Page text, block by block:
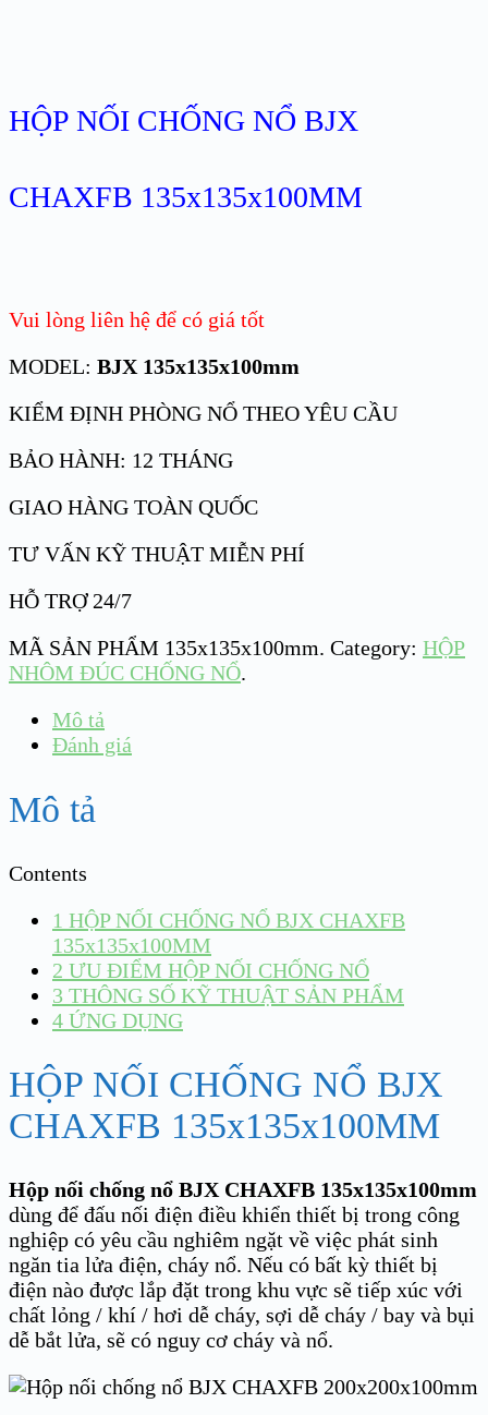
HỘP NỐI CHỐNG NỔ BJX
CHAXFB 135x135x100MM
Vui lòng liên hệ để có giá tốt
MODEL: BJX 135x135x100mm
KIỂM ĐỊNH PHÒNG NỔ THEO YÊU CẦU
BẢO HÀNH: 12 THÁNG
GIAO HÀNG TOÀN QUỐC
TƯ VẤN KỸ THUẬT MIỄN PHÍ
HỖ TRỢ 24/7
MÃ SẢN PHẨM 135x135x100mm. Category: HỘP
NHÔM ĐÚC CHỐNG NỔ.
Mô tả
Đánh giá
Mô tả
Contents
1 HỘP NỐI CHỐNG NỔ BJX CHAXFB
135x135x100MM
2 ƯU ĐIỂM HỘP NỐI CHỐNG NỔ
3 THÔNG SỐ KỸ THUẬT SẢN PHẨM
4 ỨNG DỤNG
HỘP NỐI CHỐNG NỔ BJX
CHAXFB 135x135x100MM
Hộp nối chống nổ BJX CHAXFB 135x135x100mm
dùng để đấu nối điện điều khiển thiết bị trong công
nghiệp có yêu cầu nghiêm ngặt về việc phát sinh
ngăn tia lửa điện, cháy nổ. Nếu có bất kỳ thiết bị
điện nào được lắp đặt trong khu vực sẽ tiếp xúc với
chất lỏng / khí / hơi dễ cháy, sợi dễ cháy / bay và bụi
dễ bắt lửa, sẽ có nguy cơ cháy và nổ.